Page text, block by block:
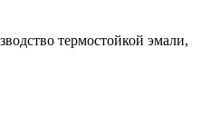
термостойкой эмали,